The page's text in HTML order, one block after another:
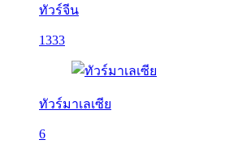
ทัวร์จีน
1333
ทัวร์มาเลเซีย
6